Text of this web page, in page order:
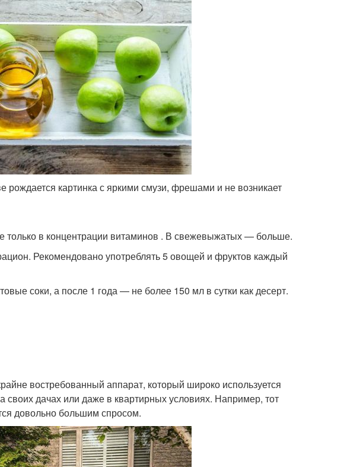
картинка с яркими смузи, фрешами и не возникает
в концентрации витаминов . В свежевыжатых — больше.
Рекомендовано употреблять 5 овощей и фруктов каждый
соки, а после 1 года — не более 150 мл в сутки как десерт.
востребованный аппарат, который широко используется
своих дачах или даже в квартирных условиях. Например, тот
довольно большим спросом.